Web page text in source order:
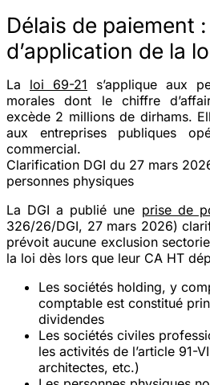
Délais de paiement
d’application de la
La loi 69-21 s’applique aux
morales dont le chiffre
excède 2 millions de dirhams.
aux entreprises publiques
commercial.
Clarification DGI du 27 mars
personnes physiques
La DGI a publié une prise de
326/26/DGI, 27 mars 2026)
prévoit aucune exclusion
la loi dès lors que leur CA HT
Les sociétés holding, y
comptable est constitué
dividendes
Les sociétés civiles
les activités de l’article 91-
architectes, etc.)